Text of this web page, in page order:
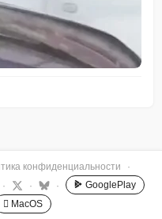
конфиденциальности
·
· · ·
GooglePlay
 MacOS